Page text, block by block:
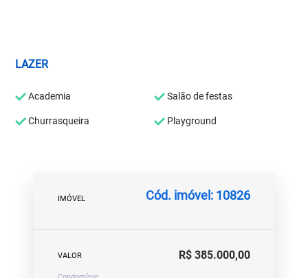
LAZER
Academia Salão de festas
Churrasqueira Playground
IMÓVEL Cód. imóvel: 10826
VALOR R$ 385.000,00